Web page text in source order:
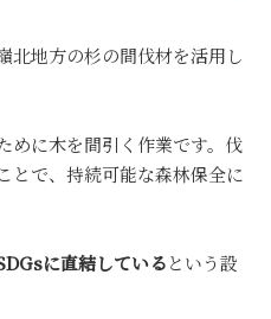
北地方の杉の間伐材を活用し
めに木を間引く作業です。伐
とで、持続可能な森林保全に
に直結しているという設